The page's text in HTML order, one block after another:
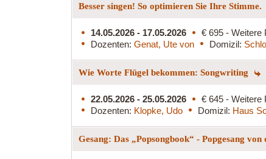
Besser singen! So optimieren Sie Ihre Stimme.
14.05.2026 - 17.05.2026
€ 695 - Weitere
Dozenten: Genat, Ute von Domizil:
Wie Worte Flügel bekommen: Songwriting
22.05.2026 - 25.05.2026
€ 645 - Weitere
Dozenten: Klopke, Udo Domizil: Haus
Gesang: Das „Popsongbook“ - Popgesang von